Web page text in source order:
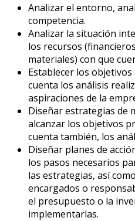
Analizar el entorno,
competencia.
Analizar la situación
los recursos
materiales) con que
Establecer los
cuenta los análisis
aspiraciones de la
Diseñar estrategias de
alcanzar los objetivos
cuenta también, los
Diseñar planes de
los pasos necesarios
las estrategias, así
encargados o
el presupuesto o la
implementarlas.